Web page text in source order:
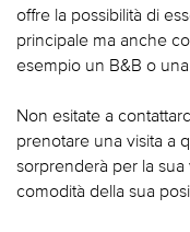
offre la possibilità di
principale ma anche
esempio un B&B o
Non esitate a
prenotare una visita a
sorprenderà per la sua
comodità della sua